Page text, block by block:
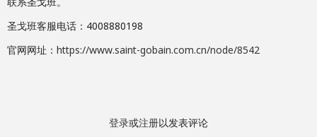
圣戈班客服电话：4008880198
官网网址： https://www.saint-gobain.com.cn/node/8542
登录或注册以发表评论